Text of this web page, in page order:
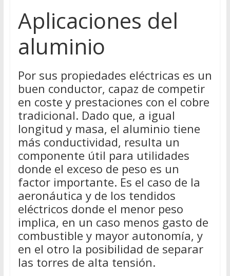
Aplicaciones del
aluminio
Por sus propiedades eléctricas es un
buen conductor, capaz de competir
en coste y prestaciones con el cobre
tradicional. Dado que, a igual
longitud y masa, el aluminio tiene
más conductividad, resulta un
componente útil para utilidades
donde el exceso de peso es un
factor importante. Es el caso de la
aeronáutica y de los tendidos
eléctricos donde el menor peso
implica, en un caso menos gasto de
combustible y mayor autonomía, y
en el otro la posibilidad de separar
las torres de alta tensión.